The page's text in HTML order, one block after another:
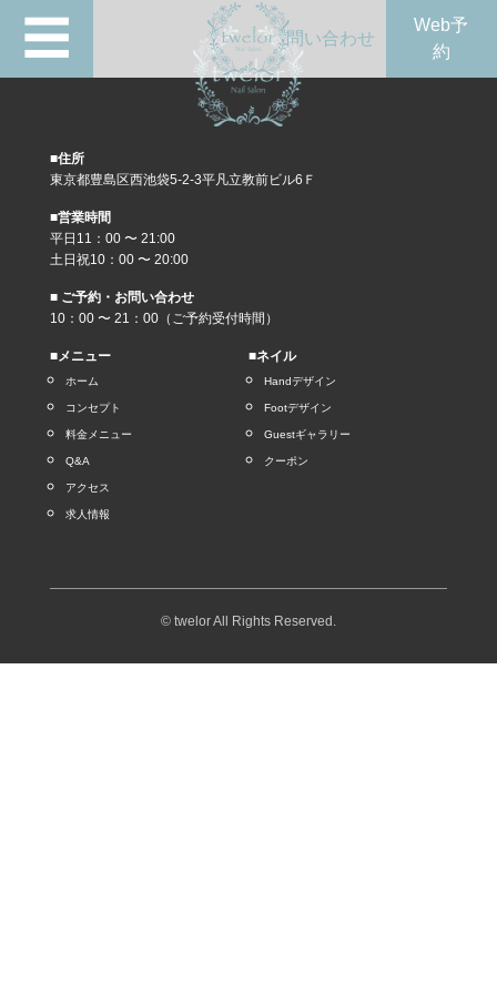
☰ 問い合わせ
Web予
約
■住所
東京都豊島区西池袋5-2-3平凡立教前ビル6Ｆ
■営業時間
平日11：00 〜 21:00
土日祝10：00 〜 20:00
■ ご予約・お問い合わせ
10：00 〜 21：00（ご予約受付時間）
■メニュー
ホーム
コンセプト
料金メニュー
Q&A
アクセス
求人情報
■ネイル
Handデザイン
Footデザイン
Guestギャラリー
クーポン
© twelor All Rights Reserved.